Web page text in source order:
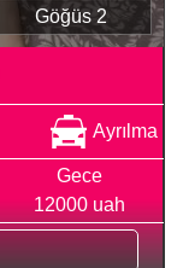
Göğüs 2
Ayrılma
Gece
12000 uah